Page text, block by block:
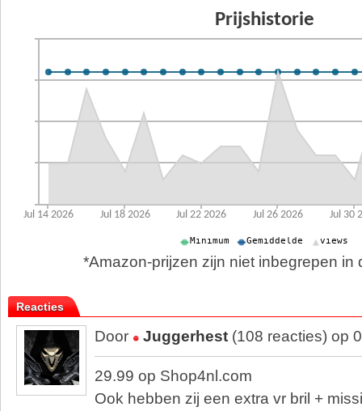
*Amazon-prijzen zijn niet inbegrepen in
Reacties
Door Juggerhest (108 reacties) op
29.99 op Shop4nl.com
Ook hebben zij een extra vr bril +